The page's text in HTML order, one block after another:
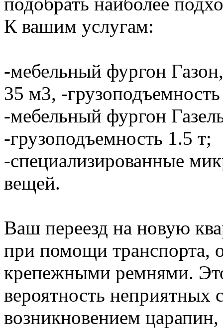
К вашим услугам:
-мебельный фургон
35 м3, -
-мебельный фургон
-грузоподъемность 1.5 т;
-специализированные
вещей.
Ваш переезд на новую
при помощи транспорта,
крепежными ремнями.
вероятность неприятных
возникновением царапин,